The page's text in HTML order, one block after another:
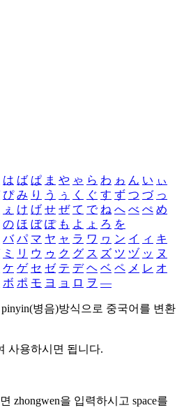
は ば ぱ ま や ゃ ら わ ゎ ん い ぃ
ぴ み り う ぅ く ぐ す ず つ づ っ
ぇ け げ せ ぜ て で ね へ べ ぺ め
の ほ ぼ ぽ も よ ょ ろ を
バ パ マ ヤ ャ ラ ワ ヮ ン イ ィ キ
ミ リ ウ ゥ ク グ ス ズ ツ ヅ ッ ヌ
ケ ゲ セ ゼ テ デ ヘ ベ ペ メ レ オ
ボ ポ モ ヨ ョ ロ ヲ ―
병음)방식으로 중국어를 변환
사용하시면 됩니다.
zhongwen을 입력하시고 space를